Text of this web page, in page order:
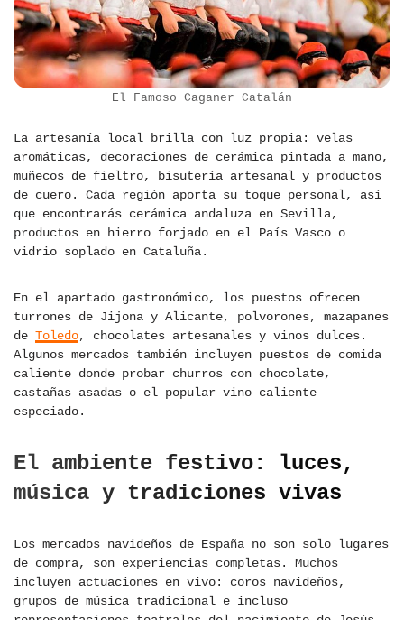
El Famoso Caganer Catalán
La artesanía local brilla con luz propia: velas
aromáticas, decoraciones de cerámica pintada a mano,
muñecos de fieltro, bisutería artesanal y productos
de cuero. Cada región aporta su toque personal, así
que encontrarás cerámica andaluza en Sevilla,
productos en hierro forjado en el País Vasco o
vidrio soplado en Cataluña.
En el apartado gastronómico, los puestos ofrecen
turrones de Jijona y Alicante, polvorones, mazapanes
de Toledo, chocolates artesanales y vinos dulces.
Algunos mercados también incluyen puestos de comida
caliente donde probar churros con chocolate,
castañas asadas o el popular vino caliente
especiado.
El ambiente festivo: luces,
música y tradiciones vivas
Los mercados navideños de España no son solo lugares
de compra, son experiencias completas. Muchos
incluyen actuaciones en vivo: coros navideños,
grupos de música tradicional e incluso